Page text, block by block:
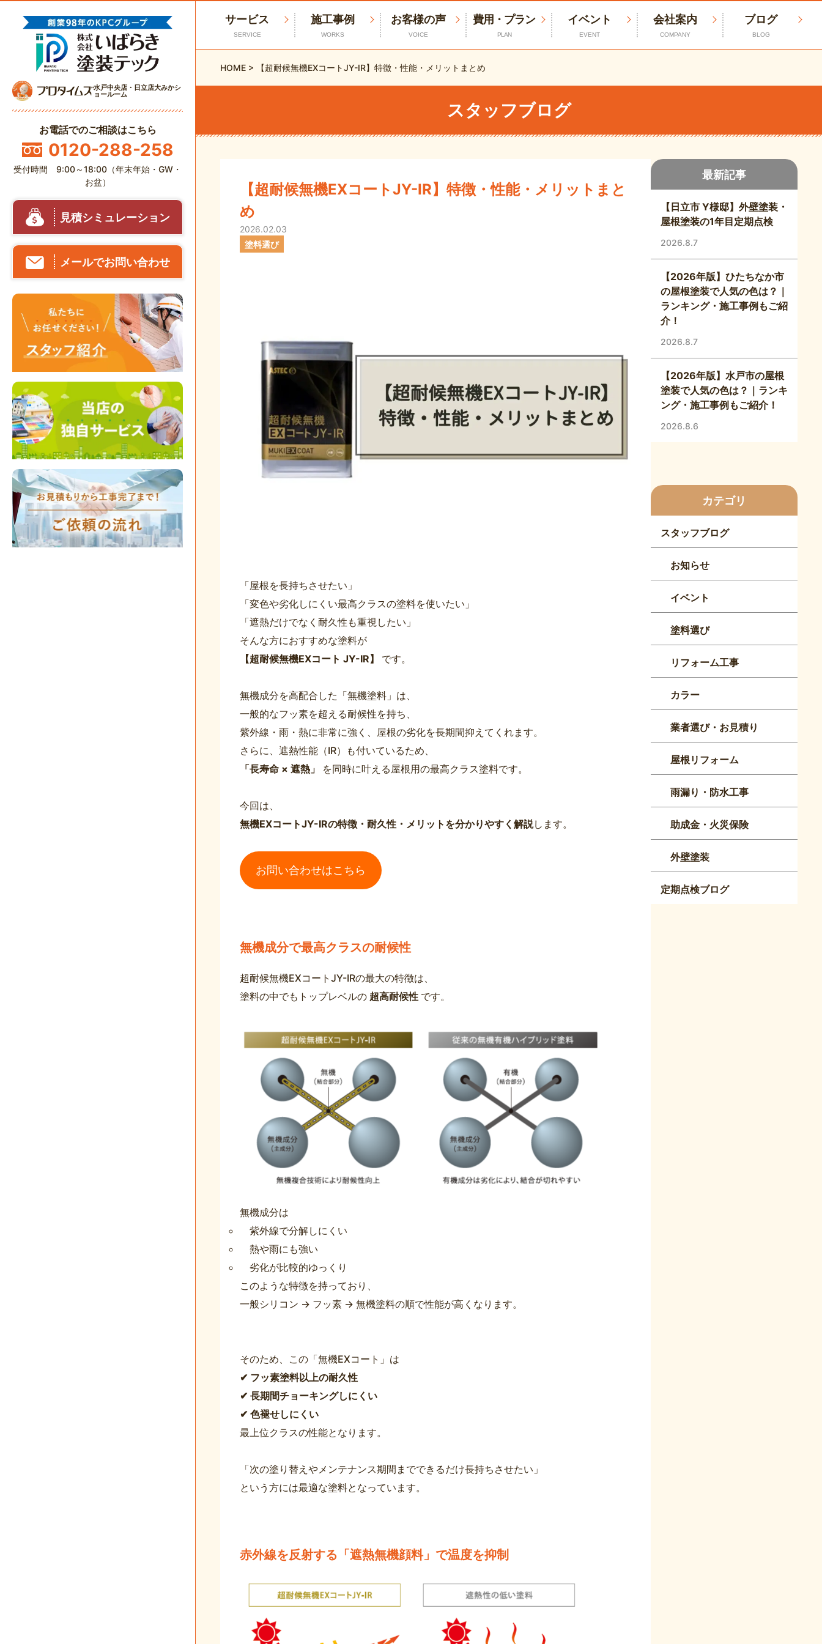
水戸中央店・日立店大みかシ
ョールーム
お電話でのご相談はこちら
0120-288-258
受付時間 9:00～18:00（年末年始・GW・
お盆）
見積シミュレーション
メールでお問い合わせ
サービス
SERVICE
施工事例
WORKS
お客様の声
VOICE
費用・プラン
PLAN
イベント
EVENT
会社案内
COMPANY
ブログ
BLOG
HOME > 【超耐候無機EXコートJY-IR】特徴・性能・メリットまとめ
スタッフブログ
【超耐候無機EXコートJY-IR】特徴・性能・メリットまと
め
2026.02.03
塗料選び
「屋根を長持ちさせたい」
「変色や劣化しにくい最高クラスの塗料を使いたい」
「遮熱だけでなく耐久性も重視したい」
そんな方におすすめな塗料が
【超耐候無機EXコート JY-IR】
です。
無機成分を高配合した「無機塗料」は、
一般的なフッ素を超える耐候性を持ち、
紫外線・雨・熱に非常に強く、屋根の劣化を長期間抑えてくれます。
さらに、遮熱性能（IR）も付いているため、
「長寿命 × 遮熱」
を同時に叶える屋根用の最高クラス塗料です。
今回は、
無機EXコートJY-IRの特徴・耐久性・メリットを分かりやすく解説します。
お問い合わせはこちら
無機成分で最高クラスの耐候性
超耐候無機EXコートJY-IRの最大の特徴は、
塗料の中でもトップレベルの 超高耐候性 です。
無機成分は
紫外線で分解しにくい
熱や雨にも強い
劣化が比較的ゆっくり
このような特徴を持っており、
一般シリコン → フッ素 → 無機塗料の順で性能が高くなります。
そのため、この「無機EXコート」は
✔ フッ素塗料以上の耐久性
✔ 長期間チョーキングしにくい
✔ 色褪せしにくい
最上位クラスの性能となります。
「次の塗り替えやメンテナンス期間までできるだけ長持ちさせたい」
という方には最適な塗料となっています。
赤外線を反射する「遮熱無機顔料」で温度を抑制
最新記事
【日立市 Y様邸】外壁塗装・
屋根塗装の1年目定期点検
2026.8.7
【2026年版】ひたちなか市
の屋根塗装で人気の色は？｜
ランキング・施工事例もご紹
介！
2026.8.7
【2026年版】水戸市の屋根
塗装で人気の色は？｜ランキ
ング・施工事例もご紹介！
2026.8.6
カテゴリ
スタッフブログ
お知らせ
イベント
塗料選び
リフォーム工事
カラー
業者選び・お見積り
屋根リフォーム
雨漏り・防水工事
助成金・火災保険
外壁塗装
定期点検ブログ